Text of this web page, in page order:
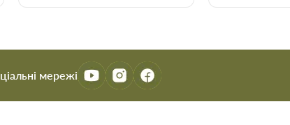
мережі